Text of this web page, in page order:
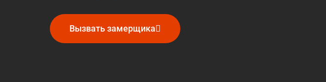
Вызвать замерщика